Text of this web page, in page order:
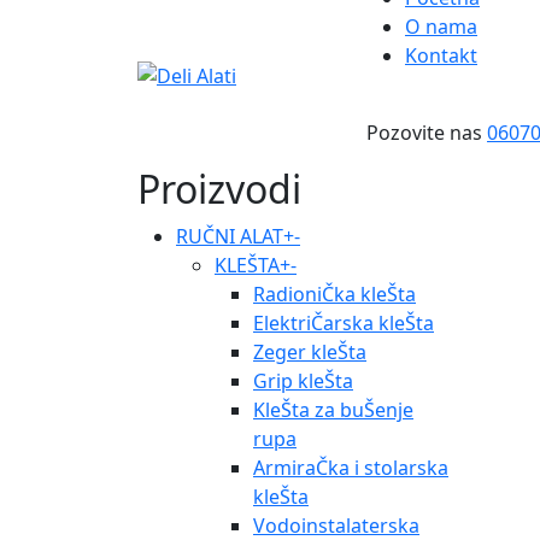
O nama
Kontakt
Pozovite nas
Proizvodi
RUČNI ALAT+-
KLEŠTA+-
RadioniČka kleŠta
ElektriČarska kleŠta
Zeger kleŠta
Grip kleŠta
KleŠta za buŠenje
rupa
ArmiraČka i stolarska
kleŠta
Vodoinstalaterska